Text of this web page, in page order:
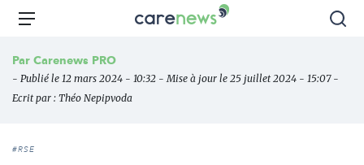
Aller
principal
Carenews,
des
Menu
Par Carenews PRO
- Publié le 12 mars 2024 - 10:32 - Mise à jour le 25 juillet 2024 - 15:07 -
Ecrit par : Théo Nepipvoda
#RSE